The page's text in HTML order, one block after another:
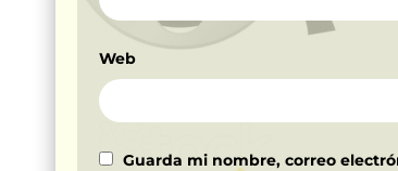
Web
Guarda mi nombre, correo